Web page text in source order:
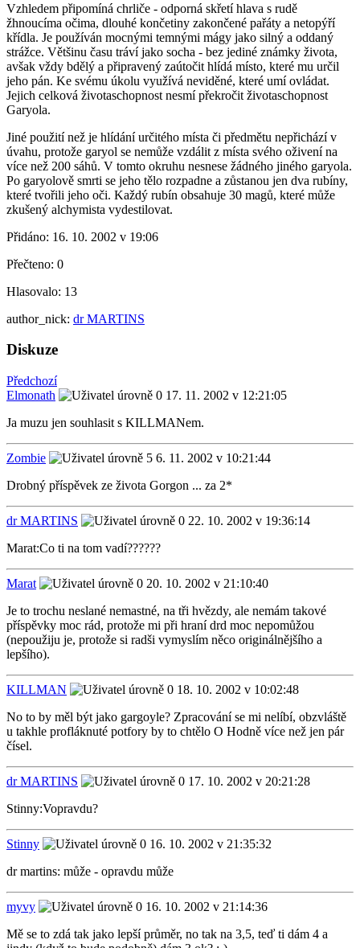
Vzhledem připomíná chrliče - odporná skřetí hlava s rudě
žhnoucíma očima, dlouhé končetiny zakončené pařáty a netopýří
křídla. Je používán mocnými temnými mágy jako silný a oddaný
strážce. Většinu času tráví jako socha - bez jediné známky života,
avšak vždy bdělý a připravený zaútočit hlídá místo, které mu určil
jeho pán. Ke svému úkolu využívá neviděné, které umí ovládat.
Jejich celková životaschopnost nesmí překročit životaschopnost
Garyola.
Jiné použití než je hlídání určitého místa či předmětu nepřichází v
úvahu, protože garyol se nemůže vzdálit z místa svého oživení na
více než 200 sáhů. V tomto okruhu nesnese žádného jiného garyola.
Po garyolově smrti se jeho tělo rozpadne a zůstanou jen dva rubíny,
které tvořili jeho oči. Každý rubín obsahuje 30 magů, které může
zkušený alchymista vydestilovat.
Přidáno: 16. 10. 2002 v 19:06
Přečteno: 0
Hlasovalo: 13
author_nick: dr MARTINS
Diskuze
Předchozí
Elmonath
17. 11. 2002 v 12:21:05
Ja muzu jen souhlasit s KILLMANem.
Zombie
6. 11. 2002 v 10:21:44
Drobný příspěvek ze života Gorgon ... za 2*
dr MARTINS
22. 10. 2002 v 19:36:14
Marat:Co ti na tom vadí??????
Marat
20. 10. 2002 v 21:10:40
Je to trochu neslané nemastné, na tři hvězdy, ale nemám takové
příspěvky moc rád, protože mi při hraní drd moc nepomůžou
(nepoužiju je, protože si radši vymyslím něco originálnějšího a
lepšího).
KILLMAN
18. 10. 2002 v 10:02:48
No to by měl být jako gargoyle? Zpracování se mi nelíbí, obzvláště
u takhle profláknuté potfory by to chtělo O Hodně více než jen pár
čísel.
dr MARTINS
17. 10. 2002 v 20:21:28
Stinny:Vopravdu?
Stinny
16. 10. 2002 v 21:35:32
dr martins: může - opravdu může
myvy
16. 10. 2002 v 21:14:36
Mě se to zdá tak jako lepší průměr, no tak na 3,5, teď ti dám 4 a